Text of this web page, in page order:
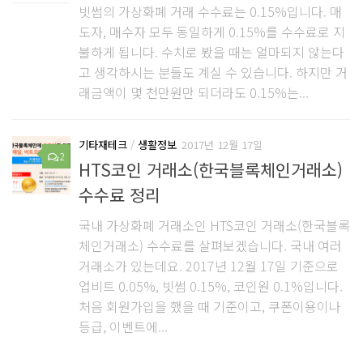
빗썸의 가상화폐 거래 수수료는 0.15%입니다. 매
도자, 매수자 모두 동일하게 0.15%를 수수료로 지
불하게 됩니다. 수치로 봤을 때는 얼마되지 않는다
고 생각하시는 분들도 계실 수 있습니다. 하지만 거
래금액이 몇 천만원만 되더라도 0.15%는...
2
기타재테크 / 생활정보 2017년 12월 17일
HTS코인 거래소(한국블록체인거래소)
수수료 정리
국내 가상화폐 거래소인 HTS코인 거래소(한국블록
체인거래소) 수수료를 살펴보겠습니다. 국내 여러
거래소가 있는데요. 2017년 12월 17일 기준으로
업비트 0.05%, 빗썸 0.15%, 코인원 0.1%입니다.
처음 회원가입을 했을 때 기준이고, 쿠폰이용이나
등급, 이벤트에...